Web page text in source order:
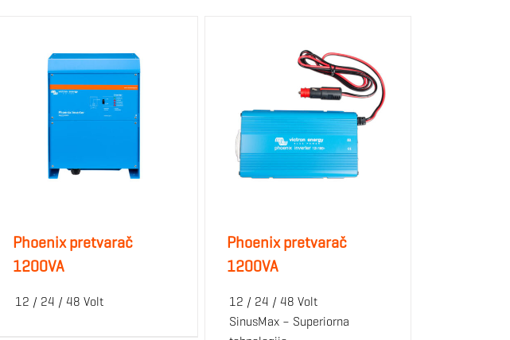
Phoenix pretvarač
1200VA
12 / 24 / 48 Volt
Phoenix pretvarač
1200VA
12 / 24 / 48 Volt
SinusMax – Superiorna